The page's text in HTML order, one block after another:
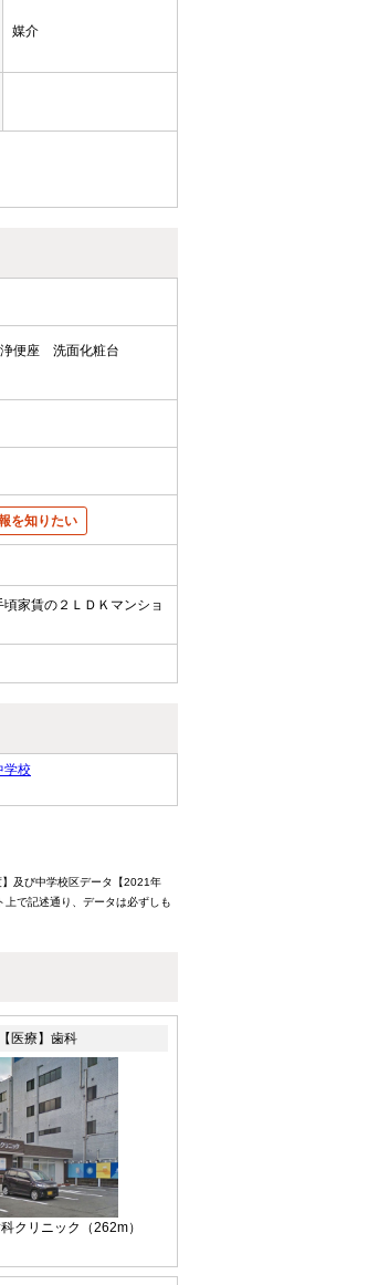
媒介
便座
洗面化粧台
を知りたい
家賃の２ＬＤＫマンショ
学校
及び中学校区データ【2021年
で記述通り、データは必ずしも
【医療】歯科
クリニック （262m）